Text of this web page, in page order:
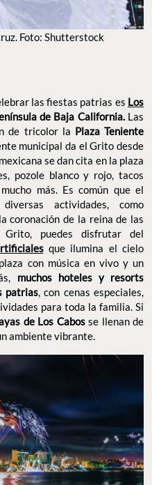
Foto: Shutterstock
las fiestas patrias es Los
de Baja California. Las
de tricolor la Plaza Teniente
municipal da el Grito desde
se dan cita en la plaza
pozole blanco y rojo, tacos
más. Es común que el
actividades, como
coronación de la reina de las
Grito, puedes disfrutar del
que ilumina el cielo
con música en vivo y un
muchos hoteles y resorts
patrias, con cenas especiales,
para toda la familia. Si
de Los Cabosse llenan de
ambiente vibrante.